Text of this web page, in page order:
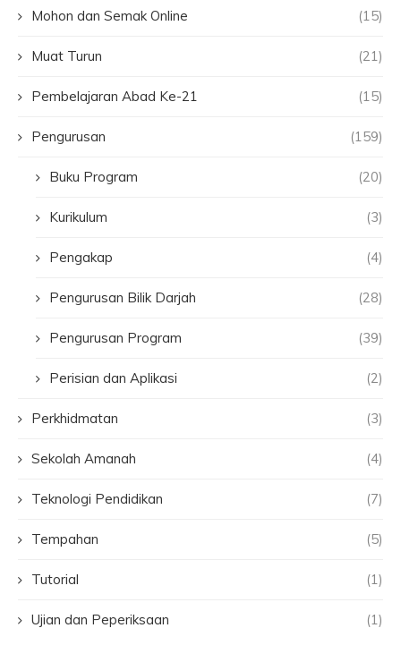
Mohon dan Semak Online (15)
Muat Turun (21)
Pembelajaran Abad Ke-21 (15)
Pengurusan (159)
Buku Program (20)
Kurikulum (3)
Pengakap (4)
Pengurusan Bilik Darjah (28)
Pengurusan Program (39)
Perisian dan Aplikasi (2)
Perkhidmatan (3)
Sekolah Amanah (4)
Teknologi Pendidikan (7)
Tempahan (5)
Tutorial (1)
Ujian dan Peperiksaan (1)